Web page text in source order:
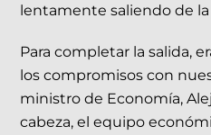
lentamente saliendo de
Para completar la salida,
los compromisos con
ministro de Economía,
cabeza, el equipo